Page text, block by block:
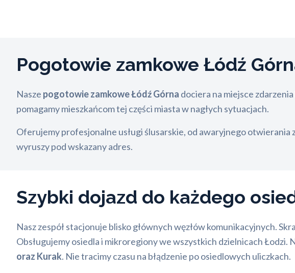
Pogotowie zamkowe Łódź
Nasze pogotowie zamkowe Łódź Górna dociera na miejsce
pomagamy mieszkańcom tej części miasta w nagłych sytuacjach.
Oferujemy profesjonalne usługi ślusarskie, od awaryjnego otwierania
wyruszy pod wskazany adres.
Szybki dojazd do każdego
Nasz zespół stacjonuje blisko głównych węzłów komunikacyjnych.
Obsługujemy osiedla i mikroregiony we wszystkich dzielnicach
oraz Kurak. Nie tracimy czasu na błądzenie po osiedlowych uliczkach.